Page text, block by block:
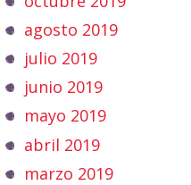
agosto 2019
julio 2019
junio 2019
mayo 2019
abril 2019
marzo 2019